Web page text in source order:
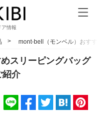
ア情報
mont-bell（モンベル）おす
スリーピングバッグ
紹介